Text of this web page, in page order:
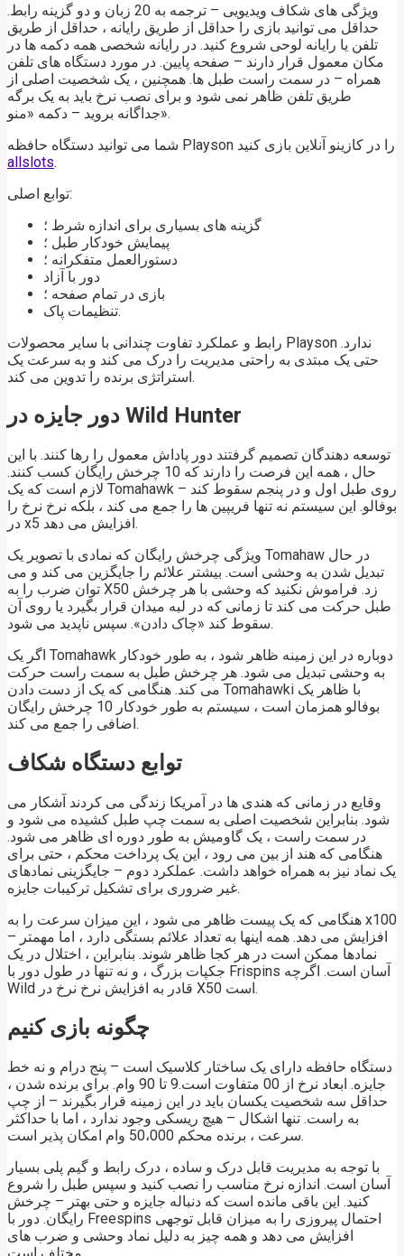
ویژگی های شکاف ویدیویی – ترجمه به 20 زبان و دو گزینه رابط.
حداقل می توانید بازی را حداقل از طریق رایانه ، حداقل از طریق
تلفن یا رایانه لوحی شروع کنید. در رایانه شخصی همه دکمه ها در
مکان معمول قرار دارند – صفحه پایین. در مورد دستگاه های تلفن
همراه – در سمت راست طبل ها. همچنین ، یک شخصیت اصلی از
طریق تلفن ظاهر نمی شود و برای نصب نرخ باید به یک برگه
جداگانه بروید – دکمه «منو».
شما می توانید دستگاه حافظه Playson را در کازینو آنلاین بازی کنید
allslots.
توابع اصلی:
گزینه های بسیاری برای اندازه شرط ؛
پیمایش خودکار طبل ؛
دستورالعمل متفکرانه ؛
دور با آزاد
بازی در تمام صفحه ؛
تنظیمات پاک.
رابط و عملکرد تفاوت چندانی با سایر محصولات Playson ندارد.
حتی یک مبتدی به راحتی مدیریت را درک می کند و به سرعت یک
استراتژی برنده را تدوین می کند.
دور جایزه در Wild Hunter
توسعه دهندگان تصمیم گرفتند دور پاداش معمول را رها کنند. با این
حال ، همه این فرصت را دارند که 10 چرخش رایگان کسب کنند.
لازم است که یک Tomahawk روی طبل اول و در پنجم سقوط کند –
بوفالو. این سیستم نه تنها فریپین ها را جمع می کند ، بلکه نرخ نرخ را
در x5 افزایش می دهد.
ویژگی چرخش رایگان که نمادی با تصویر یک Tomahaw در حال
تبدیل شدن به وحشی است. بیشتر علائم را جایگزین می کند و می
توان ضرب را به X50 زد. فراموش نکنید که وحشی با هر چرخش
طبل حرکت می کند تا زمانی که در لبه میدان قرار بگیرد یا روی آن
سقوط کند «چاک دادن». سپس ناپدید می شود.
اگر یک Tomahawk دوباره در این زمینه ظاهر شود ، به طور خودکار
به وحشی تبدیل می شود. هر چرخش طبل به سمت راست حرکت
می کند. هنگامی که یک از دست دادن Tomahawki با ظاهر یک
بوفالو همزمان است ، سیستم به طور خودکار 10 چرخش رایگان
اضافی را جمع می کند.
توابع دستگاه شکاف
وقایع در زمانی که هندی ها در آمریکا زندگی می کردند آشکار می
شود. بنابراین شخصیت اصلی به سمت چپ طبل کشیده می شود و
در سمت راست ، یک گاومیش به طور دوره ای ظاهر می شود.
هنگامی که هند از بین می رود ، این یک پرداخت محکم ، حتی برای
یک نماد نیز به همراه خواهد داشت. عملکرد دوم – جایگزینی نمادهای
غیر ضروری برای تشکیل ترکیبات جایزه.
هنگامی که یک پیست ظاهر می شود ، این میزان سرعت را به x100
افزایش می دهد. همه اینها به تعداد علائم بستگی دارد ، اما مهمتر –
نمادها ممکن است در هر کجا ظاهر شوند. بنابراین ، اختلال در یک
جکپات بزرگ ، و نه تنها در طول دور با Frispins آسان است. اگرچه
Wild قادر به افزایش نرخ نرخ در X50 است.
چگونه بازی کنیم
دستگاه حافظه دارای یک ساختار کلاسیک است – پنج درام و نه خط
جایزه. ابعاد نرخ از 00 متفاوت است.9 تا 90 وام. برای برنده شدن ،
حداقل سه شخصیت یکسان باید در این زمینه قرار بگیرند – از چپ
به راست. تنها اشکال – هیچ ریسکی وجود ندارد ، اما با حداکثر
سرعت ، برنده محکم 50،000 وام امکان پذیر است.
با توجه به مدیریت قابل درک و ساده ، درک رابط و گیم پلی بسیار
آسان است. اندازه نرخ مناسب را نصب کنید و سپس طبل را شروع
کنید. این باقی مانده است که دنباله جایزه و حتی بهتر – چرخش
رایگان. دور با Freespins احتمال پیروزی را به میزان قابل توجهی
افزایش می دهد و همه چیز به دلیل نماد وحشی و ضرب های